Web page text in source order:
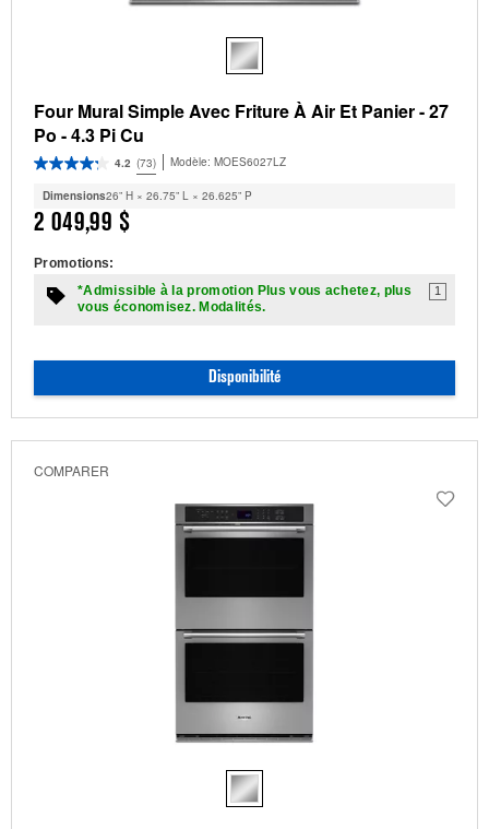
Four Mural Simple Avec Friture À Air Et Panier - 27
Po - 4.3 Pi Cu
4.2 (73) Modèle: MOES6027LZ
Dimensions26” H × 26.75” L × 26.625” P
2 049,99 $
Promotions:
*Admissible à la promotion Plus vous achetez, plus
vous économisez. Modalités.
1
Disponibilité
COMPARER